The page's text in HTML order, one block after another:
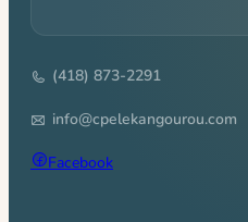
(418) 873-2291
info@cpelekangourou.com
Facebook